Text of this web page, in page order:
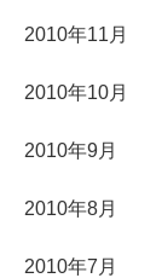
2010年11月
2010年10月
2010年9月
2010年8月
2010年7月